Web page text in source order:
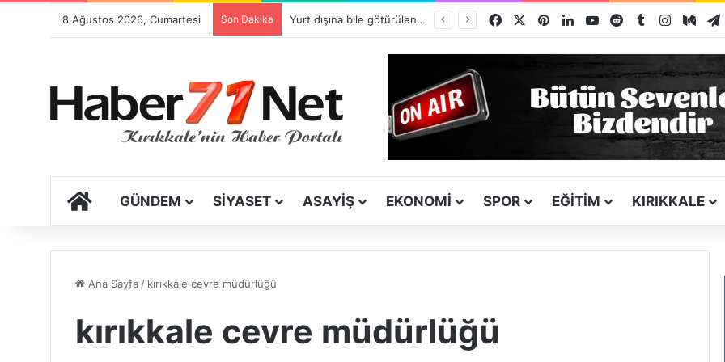
8 Ağustos 2026, Cumartesi Son Dakika Yurt dışına bile götürülen Kırıkkale simidi listede neden yok? Facebook PinterestLinkedInYouTubeRedditTumblrInstagram
ANA SAYFA
GÜNDEM SIYASET ASAYIŞ EKONOMI SPOR EĞITIM KIRIKKALE
Ana Sayfa/ kırıkkale cevre müdürlüğü
kırıkkale cevre müdürlüğü